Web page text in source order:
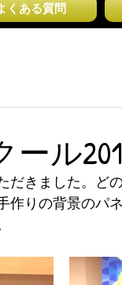
くある質問
ル
だきました。ど
作りの背景のパ